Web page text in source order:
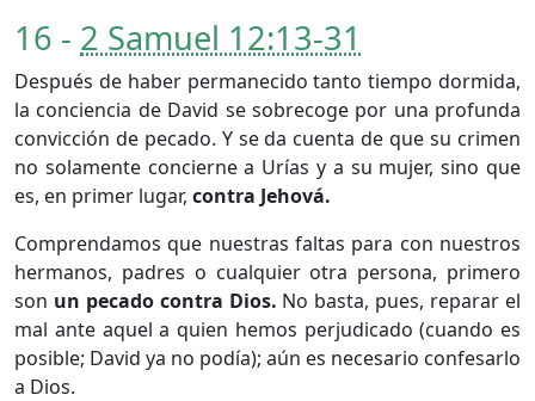
16 - 2 Samuel 12:13-31
Después de haber permanecido tanto tiempo dormida,
la conciencia de David se sobrecoge por una profunda
convicción de pecado. Y se da cuenta de que su crimen
no solamente concierne a Urías y a su mujer, sino que
es, en primer lugar, contra Jehová.
Comprendamos que nuestras faltas para con nuestros
hermanos, padres o cualquier otra persona, primero
son un pecado contra Dios. No basta, pues, reparar el
mal ante aquel a quien hemos perjudicado (cuando es
posible; David ya no podía); aún es necesario confesarlo
a Dios.